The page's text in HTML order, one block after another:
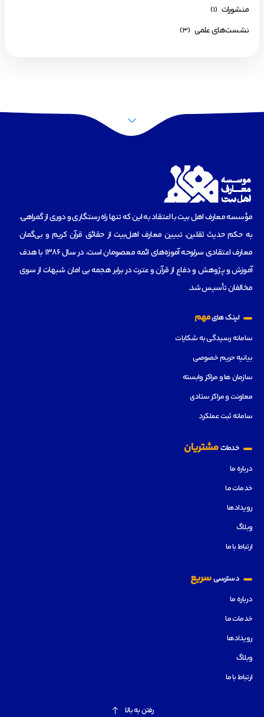
منشورات (1)
نشست‌های علمی (3)
مؤسسه‌ معارف اهل بیت با اعتقاد به این که تنها راه رستگاری و دوری از گمراهی،
به حکم حدیث ثقلین، تبیین معارف اهل‌بیت از حقائق قرآن کریم و بی‌گمان
معارف اعتقادی سرلوحه آموزه‌های ائمه معصومان است، در سال 1386 با هدف
آموزش و پژوهش و دفاع از قرآن و عترت در برابر هجمه بی امان شبهات از سوی
مخالفان تأسیس شد.
لینک هایمهم
سامانه رسیدگی به شکایات
بیانیه حریم خصوصی
سازمان ها و مراکز وابسته
معاونت و مراکز ستادی
سامانه ثبت عملکرد
خدماتمشتریان
درباره ما
خدمات ما
رویدادها
وبلاگ
ارتباط با ما
دسترسیسریع
درباره ما
خدمات ما
رویدادها
وبلاگ
ارتباط با ما
رفتن به بالا